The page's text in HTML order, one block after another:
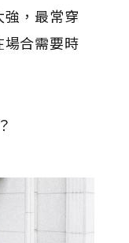
，最常穿
合需要時